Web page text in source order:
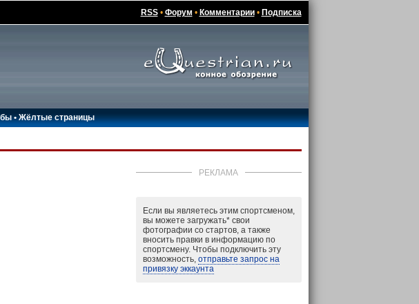
RSS• Форум • Комментарии• Подписка
•Жёлтые страницы
РЕКЛАМА
Если вы являетесь этим спортсменом,
вы можете загружать*свои
фотографии со стартов, а также
вносить правки в информацию по
спортсмену. Чтобы подключить эту
возможность, отправьте запрос на
привязку эккаунта